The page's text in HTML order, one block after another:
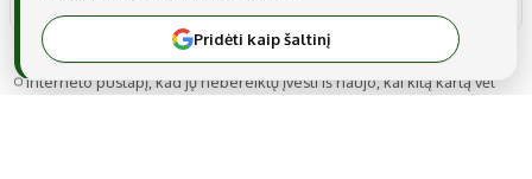
Noriu savo interneto naršyklėje išsaugoti vardą, el. pašto adresą ir
interneto puslapį, kad jų nebereiktų įvesti iš naujo, kai kitą kartą vėl
Pridėti kaip šaltinį